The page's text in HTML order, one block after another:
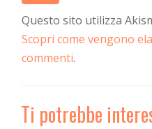
Questo sito utilizza
Scopri come vengono
commenti.
Ti potrebbe